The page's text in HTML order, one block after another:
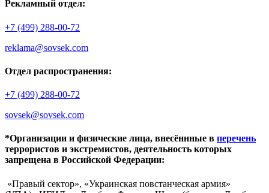
Рекламный отдел:
+7 (499) 288-00-72
reklama@sovsek.com
Отдел распространения:
+7 (499) 288-00-72
sovsek@sovsek.com
*Организации и физические лица, внесённные в перечень
террористов и экстремистов, деятельность которых
запрещена в Российской Федерации:
«Правый сектор», «Украинская повстанческая армия»